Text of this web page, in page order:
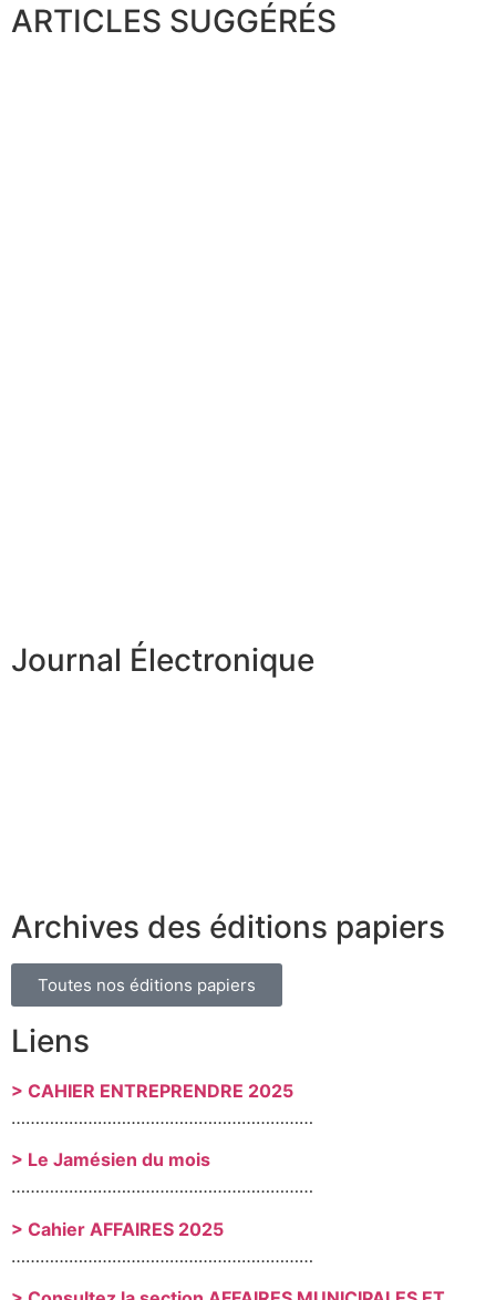
ARTICLES SUGGÉRÉS
Journal Électronique
Archives des éditions papiers
Toutes nos éditions papiers
Liens
> CAHIER ENTREPRENDRE 2025
………………………………………………………
> Le Jamésien du mois
………………………………………………………
> Cahier AFFAIRES 2025
………………………………………………………